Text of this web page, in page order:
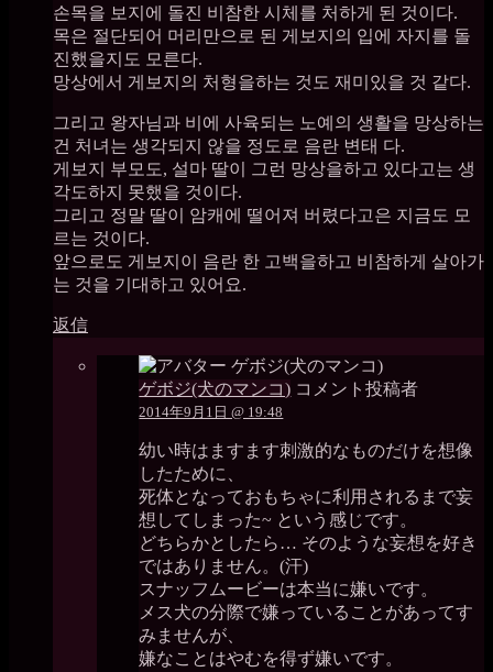
손목을 보지에 돌진 비참한 시체를 처하게 된 것이다.
목은 절단되어 머리만으로 된 게보지의 입에 자지를 돌
진했을지도 모른다.
망상에서 게보지의 처형을하는 것도 재미있을 것 같다.
그리고 왕자님과 비에 사육되는 노예의 생활을 망상하는
건 처녀는 생각되지 않을 정도로 음란 변태 다.
게보지 부모도, 설마 딸이 그런 망상을하고 있다고는 생
각도하지 못했을 것이다.
그리고 정말 딸이 암캐에 떨어져 버렸다고은 지금도 모
르는 것이다.
앞으로도 게보지이 음란 한 고백을하고 비참하게 살아가
는 것을 기대하고 있어요.
返信
ゲボジ(犬のマンコ) コメント投稿者
2014年9月1日 @ 19:48
幼い時はますます刺激的なものだけを想像
したために、
死体となっておもちゃに利用されるまで妄
想してしまった~ という感じです。
どちらかとしたら… そのような妄想を好き
ではありません。(汗)
スナッフムービーは本当に嫌いです。
メス犬の分際で嫌っていることがあってす
みませんが、
嫌なことはやむを得ず嫌いです。